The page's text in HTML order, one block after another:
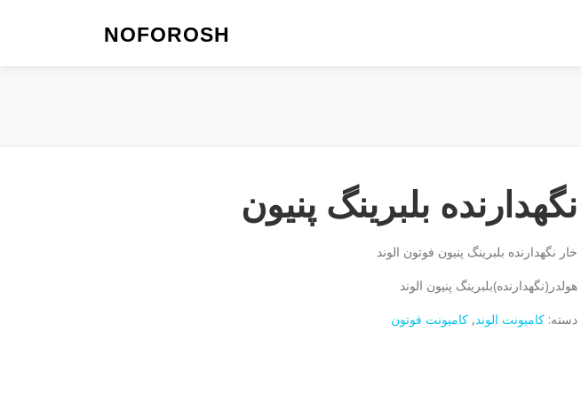
NOFOROSH
نگهدارنده بلبرینگ پنیون
خار نگهدارنده بلبرینگ پنیون فوتون الوند
هولدر(نگهدارنده)بلبرینگ پنیون الوند
دسته:کامیونت الوند,کامیونت فوتون